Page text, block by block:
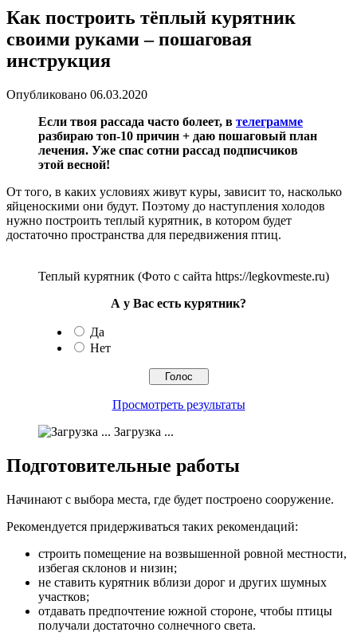
Как построить тёплый курятник
своими руками – пошаговая
инструкция
Опубликовано 06.03.2020
Если твоя рассада часто болеет, в телеграмме
разбираю топ-10 причин + даю пошаговый план
лечения. Уже спас сотни рассад подписчиков
этой весной!
От того, в каких условиях живут куры, зависит то, насколько
яйценоскими они будут. Поэтому до наступления холодов
нужно построить теплый курятник, в котором будет
достаточно пространства для передвижения птиц.
Теплый курятник (Фото с сайта https://legkovmeste.ru)
А у Вас есть курятник?
Да
Нет
Просмотреть результаты
Загрузка ...
Подготовительные работы
Начинают с выбора места, где будет построено сооружение.
Рекомендуется придерживаться таких рекомендаций:
строить помещение на возвышенной ровной местности,
избегая склонов и низин;
не ставить курятник вблизи дорог и других шумных
участков;
отдавать предпочтение южной стороне, чтобы птицы
получали достаточно солнечного света.